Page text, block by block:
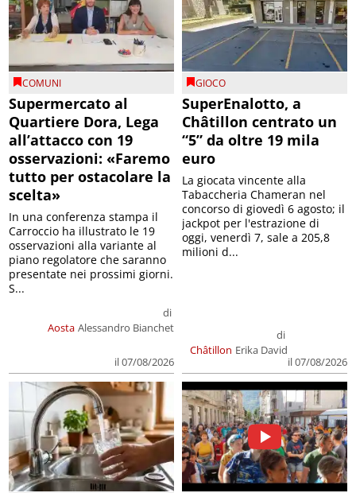
COMUNI
Supermercato al
Quartiere Dora, Lega
all’attacco con 19
osservazioni: «Faremo
tutto per ostacolare la
scelta»
Aosta
di
Alessandro Bianchet
il 07/08/2026
In una conferenza stampa il
Carroccio ha illustrato le 19
osservazioni alla variante al
piano regolatore che saranno
presentate nei prossimi giorni.
S...
GIOCO
SuperEnalotto, a
Châtillon centrato un
“5” da oltre 19 mila
euro
Châtillon
di
Erika David
il 07/08/2026
La giocata vincente alla
Tabaccheria Chameran nel
concorso di giovedì 6 agosto; il
jackpot per l'estrazione di
oggi, venerdì 7, sale a 205,8
milioni d...